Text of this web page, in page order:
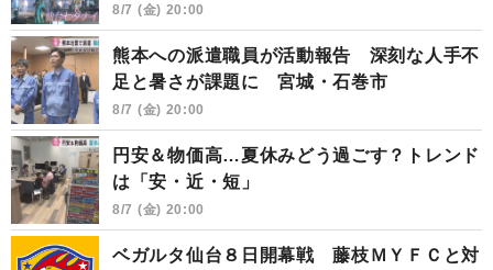
8/7 (金) 20:00
熊本への派遣職員が活動報告 深刻な人手不
足と暑さが課題に 宮城・石巻市
8/7 (金) 20:00
円安＆物価高…夏休みどう過ごす？トレンド
は「安・近・短」
8/7 (金) 20:00
ベガルタ仙台８日開幕戦 藤枝ＭＹＦＣと対